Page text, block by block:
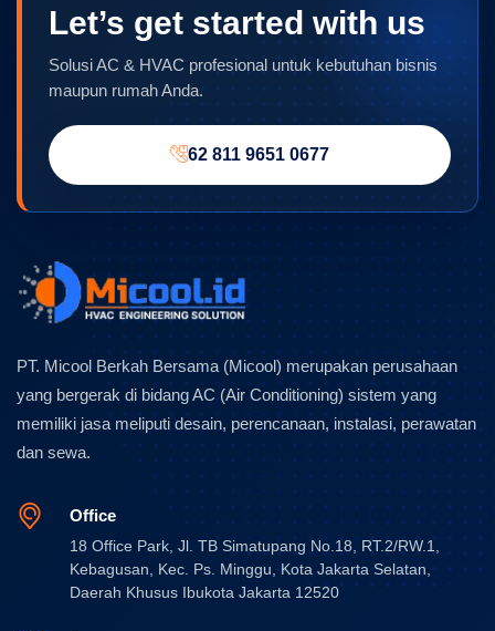
Let’s get started with us
Solusi AC & HVAC profesional untuk kebutuhan bisnis
maupun rumah Anda.
62 811 9651 0677
PT. Micool Berkah Bersama (Micool) merupakan perusahaan
yang bergerak di bidang AC (Air Conditioning) sistem yang
memiliki jasa meliputi desain, perencanaan, instalasi, perawatan
dan sewa.
Office
18 Office Park, Jl. TB Simatupang No.18, RT.2/RW.1,
Kebagusan, Kec. Ps. Minggu, Kota Jakarta Selatan,
Daerah Khusus Ibukota Jakarta 12520